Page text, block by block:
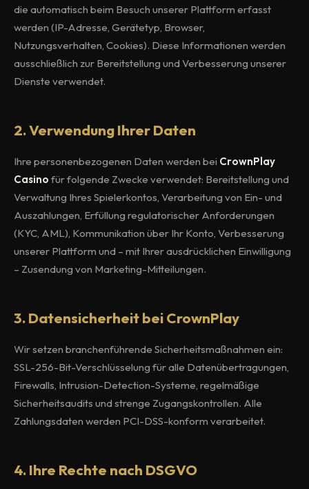
die automatisch beim Besuch unserer Plattform erfasst
werden (IP-Adresse, Gerätetyp, Browser,
Nutzungsverhalten, Cookies). Diese Informationen werden
ausschließlich zur Bereitstellung und Verbesserung unserer
Dienste verwendet.
2. Verwendung Ihrer Daten
Ihre personenbezogenen Daten werden bei CrownPlay
Casino für folgende Zwecke verwendet: Bereitstellung und
Verwaltung Ihres Spielerkontos, Verarbeitung von Ein- und
Auszahlungen, Erfüllung regulatorischer Anforderungen
(KYC, AML), Kommunikation über Ihr Konto, Verbesserung
unserer Plattform und – mit Ihrer ausdrücklichen Einwilligung
– Zusendung von Marketing-Mitteilungen.
3. Datensicherheit bei CrownPlay
Wir setzen branchenführende Sicherheitsmaßnahmen ein:
SSL-256-Bit-Verschlüsselung für alle Datenübertragungen,
Firewalls, Intrusion-Detection-Systeme, regelmäßige
Sicherheitsaudits und strenge Zugangskontrollen. Alle
Zahlungsdaten werden PCI-DSS-konform verarbeitet.
4. Ihre Rechte nach DSGVO